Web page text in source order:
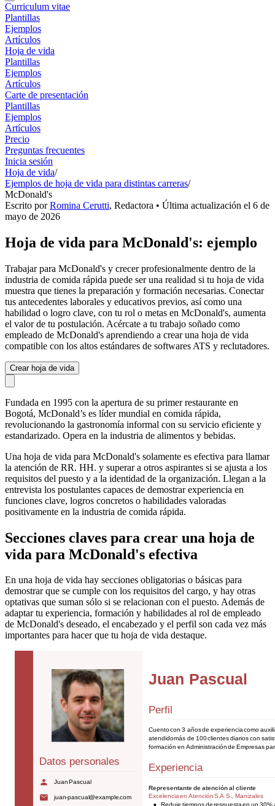
Curriculum vitae
Plantillas
Ejemplos
Artículos
Hoja de vida
Plantillas
Ejemplos
Artículos
Carte de presentación
Plantillas
Ejemplos
Artículos
Precio
Preguntas frecuentes
Inicia sesión
Hoja de vida/
Ejemplos de hoja de vida para distintas carreras/
McDonald's
Escrito porRomina Cerutti, Redactora • Última actualización el 6 de
mayo de 2026
Hoja de vida para McDonald's: ejemplo
Trabajar para McDonald's y crecer profesionalmente dentro de la
industria de comida rápida puede ser una realidad si tu hoja de vida
muestra que tienes la preparación y formación necesarias. Conectar
tus antecedentes laborales y educativos previos, así como una
habilidad o logro clave, con tu rol o metas en McDonald's, aumenta
el valor de tu postulación. Acércate a tu trabajo soñado como
empleado de McDonald's aprendiendo a crear una hoja de vida
compatible con los altos estándares de softwares ATS y reclutadores.
Crear hoja de vida
Fundada en 1995 con la apertura de su primer restaurante en
Bogotá, McDonald’s es líder mundial en comida rápida,
revolucionando la gastronomía informal con su servicio eficiente y
estandarizado. Opera en la industria de alimentos y bebidas.
Una hoja de vida para McDonald's solamente es efectiva para llamar
la atención de RR. HH. y superar a otros aspirantes si se ajusta a los
requisitos del puesto y a la identidad de la organización. Llegan a la
entrevista los postulantes capaces de demostrar experiencia en
funciones clave, logros concretos o habilidades valoradas
positivamente en la industria de comida rápida.
Secciones claves para crear una hoja de
vida para McDonald's efectiva
En una hoja de vida hay secciones obligatorias o básicas para
demostrar que se cumple con los requisitos del cargo, y hay otras
optativas que suman sólo si se relacionan con el puesto. Además de
adaptar tu experiencia, formación y habilidades al rol de empleado
de McDonald's deseado, el encabezado y el perfil son cada vez más
importantes para hacer que tu hoja de vida destaque.